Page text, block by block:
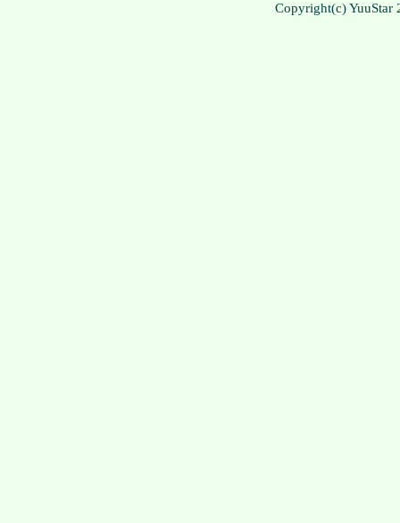
Copyright(c) YuuStar